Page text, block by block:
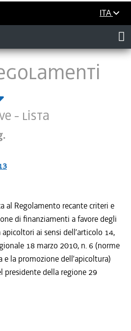
ITA
- Lista
al Regolamento recante criteri e
di finanziamenti a favore degli
ai sensi dell’articolo 14,
18 marzo 2010, n. 6 (norme
la promozione dell’apicoltura)
presidente della regione 29